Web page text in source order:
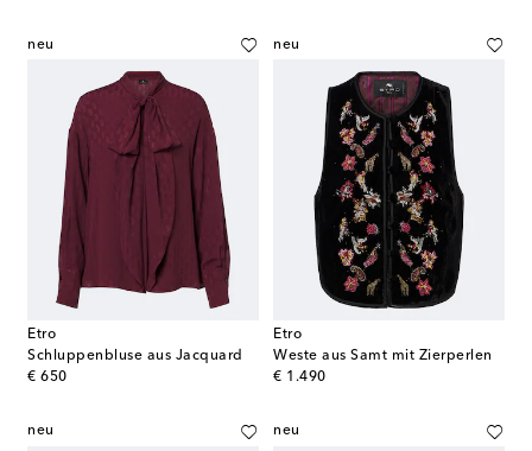
neu
Etro
Schluppenbluse aus Jacquard
€ 650
original price
neu
Etro
Weste aus Samt mit Zierperlen
€ 1.490
original price
neu neu